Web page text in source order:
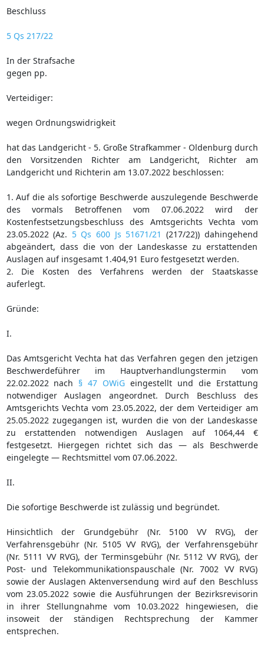
Beschluss
5 Qs 217/22
In der Strafsache
gegen pp.
Verteidiger:
wegen Ordnungswidrigkeit
hat das Landgericht - 5. Große Strafkammer - Oldenburg durch
den Vorsitzenden Richter am Landgericht, Richter am
Landgericht und Richterin am 13.07.2022 beschlossen:
1. Auf die als sofortige Beschwerde auszulegende Beschwerde
des vormals Betroffenen vom 07.06.2022 wird der
Kostenfestsetzungsbeschluss des Amtsgerichts Vechta vom
23.05.2022 (Az. 5 Qs 600 Js 51671/21 (217/22)) dahingehend
abgeändert, dass die von der Landeskasse zu erstattenden
Auslagen auf insgesamt 1.404,91 Euro festgesetzt werden.
2. Die Kosten des Verfahrens werden der Staatskasse
auferlegt.
Gründe:
I.
Das Amtsgericht Vechta hat das Verfahren gegen den jetzigen
Beschwerdeführer im Hauptverhandlungstermin vom
22.02.2022 nach § 47 OWiG eingestellt und die Erstattung
notwendiger Auslagen angeordnet. Durch Beschluss des
Amtsgerichts Vechta vom 23.05.2022, der dem Verteidiger am
25.05.2022 zugegangen ist, wurden die von der Landeskasse
zu erstattenden notwendigen Auslagen auf 1064,44 €
festgesetzt. Hiergegen richtet sich das — als Beschwerde
eingelegte — Rechtsmittel vom 07.06.2022.
II.
Die sofortige Beschwerde ist zulässig und begründet.
Hinsichtlich der Grundgebühr (Nr. 5100 VV RVG), der
Verfahrensgebühr (Nr. 5105 VV RVG), der Verfahrensgebühr
(Nr. 5111 VV RVG), der Terminsgebühr (Nr. 5112 VV RVG), der
Post- und Telekommunikationspauschale (Nr. 7002 VV RVG)
sowie der Auslagen Aktenversendung wird auf den Beschluss
vom 23.05.2022 sowie die Ausführungen der Bezirksrevisorin
in ihrer Stellungnahme vom 10.03.2022 hingewiesen, die
insoweit der ständigen Rechtsprechung der Kammer
entsprechen.